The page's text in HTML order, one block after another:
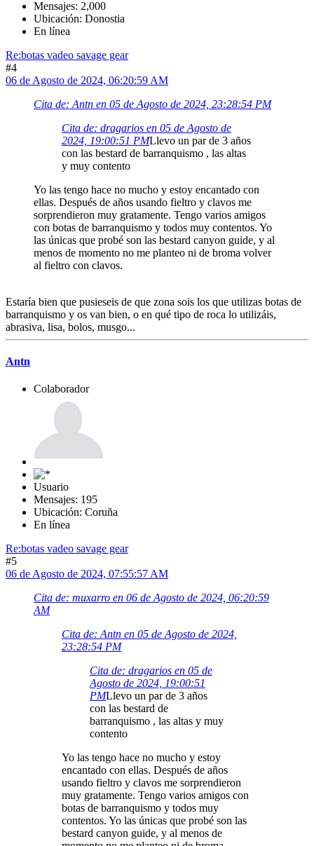
Mensajes: 2,000
Ubicación: Donostia
En línea
Re:botas vadeo savage gear
#4
06 de Agosto de 2024, 06:20:59 AM
Cita de: Antn en 05 de Agosto de 2024, 23:28:54 PM
Cita de: dragarios en 05 de Agosto de
2024, 19:00:51 PMLlevo un par de 3 años
con las bestard de barranquismo , las altas
y muy contento
Yo las tengo hace no mucho y estoy encantado con
ellas. Después de años usando fieltro y clavos me
sorprendieron muy gratamente. Tengo varios amigos
con botas de barranquismo y todos muy contentos. Yo
las únicas que probé son las bestard canyon guide, y al
menos de momento no me planteo ni de broma volver
al fieltro con clavos.
Estaría bien que pusieseis de que zona sois los que utilizas botas de
barranquismo y os van bien, o en qué tipo de roca lo utilizáis,
abrasiva, lisa, bolos, musgo...
Antn
Colaborador
Usuario
Mensajes: 195
Ubicación: Coruña
En línea
Re:botas vadeo savage gear
#5
06 de Agosto de 2024, 07:55:57 AM
Cita de: muxarro en 06 de Agosto de 2024, 06:20:59
AM
Cita de: Antn en 05 de Agosto de 2024,
23:28:54 PM
Cita de: dragarios en 05 de
Agosto de 2024, 19:00:51
PMLlevo un par de 3 años
con las bestard de
barranquismo , las altas y muy
contento
Yo las tengo hace no mucho y estoy
encantado con ellas. Después de años
usando fieltro y clavos me sorprendieron
muy gratamente. Tengo varios amigos con
botas de barranquismo y todos muy
contentos. Yo las únicas que probé son las
bestard canyon guide, y al menos de